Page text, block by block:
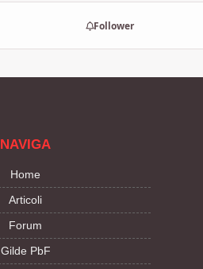
Follower
NAVIGA
Home
Articoli
Forum
Gilde PbF